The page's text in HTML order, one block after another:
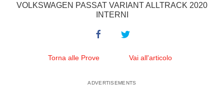
VOLKSWAGEN PASSAT VARIANT ALLTRACK 2020
INTERNI
Torna alle Prove Vai all'articolo